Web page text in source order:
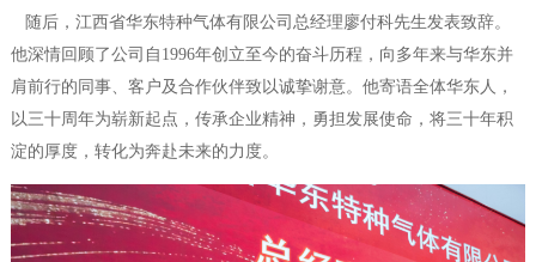
随后，江西省华东特种气体有限公司总经理廖付科先生发表致辞。
他深情回顾了公司自 1996年创立至今的奋斗历程，向多年来与华东并
肩前行的同事、客户及合作伙伴致以诚挚谢意。他寄语全体华东人，
以三十周年为崭新起点，传承企业精神，勇担发展使命，将三十年积
淀的厚度，转化为奔赴未来的力度。